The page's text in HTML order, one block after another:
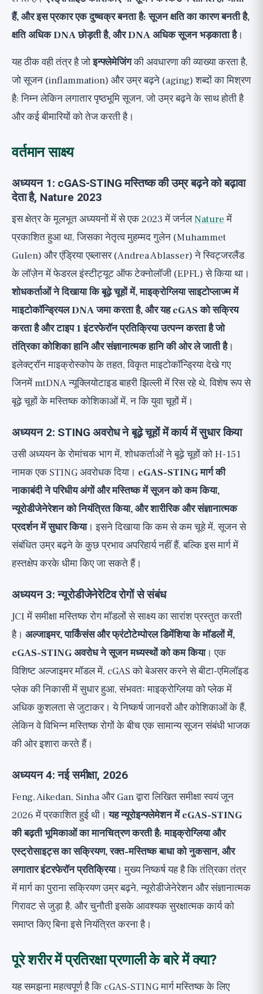
हैं, और इस प्रकार एक दुष्चक्र बनता है: सूजन क्षति का कारण बनती है,
क्षति अधिक DNA छोड़ती है, और DNA अधिक सूजन भड़काता है।
यह ठीक वही तंत्र है जोइन्फ्लेमेजिंगकी अवधारणा की व्याख्या करता है,
जो सूजन (inflammation) और उम्र बढ़ने (aging) शब्दों का मिश्रण
है: निम्न लेकिन लगातार पृष्ठभूमि सूजन, जो उम्र बढ़ने के साथ होती है
और कई बीमारियों को तेज करती है।
वर्तमान साक्ष्य
अध्ययन 1: cGAS-STING मस्तिष्क की उम्र बढ़ने को बढ़ावा
देता है, Nature 2023
इस क्षेत्र के मूलभूत अध्ययनों में से एक 2023 में जर्नलNatureमें
प्रकाशित हुआ था, जिसका नेतृत्व मुहम्मद गुलेन (Muhammet
Gulen) और एंड्रिया एब्लासर (Andrea Ablasser) ने स्विट्जरलैंड
के लॉज़ेन में फेडरल इंस्टीट्यूट ऑफ टेक्नोलॉजी (EPFL) से किया था।
शोधकर्ताओं ने दिखाया कि बूढ़े चूहों में, माइक्रोग्लिया साइटोप्लाज्म में
माइटोकॉन्ड्रियल DNA जमा करता है, और यह cGAS को सक्रिय
करता है और टाइप 1 इंटरफेरॉन प्रतिक्रिया उत्पन्न करता है जो
तंत्रिका कोशिका हानि और संज्ञानात्मक हानि की ओर ले जाती है।
इलेक्ट्रॉन माइक्रोस्कोप के तहत, विकृत माइटोकॉन्ड्रिया देखे गए
जिनमें mtDNA न्यूक्लियोटाइड बाहरी झिल्ली में रिस रहे थे, विशेष रूप से
बूढ़े चूहों के मस्तिष्क कोशिकाओं में, न कि युवा चूहों में।
अध्ययन 2: STING अवरोध ने बूढ़े चूहों में कार्य में सुधार किया
उसी अध्ययन के रोमांचक भाग में, शोधकर्ताओं ने बूढ़े चूहों को H-151
नामक एक STING अवरोधक दिया। cGAS-STING मार्ग की
नाकाबंदी ने परिधीय अंगों और मस्तिष्क में सूजन को कम किया,
न्यूरोडीजेनेरेशन को नियंत्रित किया, और शारीरिक और संज्ञानात्मक
प्रदर्शन में सुधार किया। इसने दिखाया कि कम से कम चूहे में, सूजन से
संबंधित उम्र बढ़ने के कुछ प्रभाव अपरिहार्य नहीं हैं, बल्कि इस मार्ग में
हस्तक्षेप करके धीमा किए जा सकते हैं।
अध्ययन 3: न्यूरोडीजेनेरेटिव रोगों से संबंध
JCI में समीक्षा मस्तिष्क रोग मॉडलों से साक्ष्य का सारांश प्रस्तुत करती
है। अल्जाइमर, पार्किंसंस और फ्रंटोटेम्पोरल डिमेंशिया के मॉडलों में,
cGAS-STING अवरोध ने सूजन मध्यस्थों को कम किया। एक
विशिष्ट अल्जाइमर मॉडल में, cGAS को बेअसर करने से बीटा-एमिलॉइड
प्लेक की निकासी में सुधार हुआ, संभवतः माइक्रोग्लिया को प्लेक में
अधिक कुशलता से जुटाकर। ये निष्कर्ष जानवरों और कोशिकाओं के हैं,
लेकिन वे विभिन्न मस्तिष्क रोगों के बीच एक सामान्य सूजन संबंधी भाजक
की ओर इशारा करते हैं।
अध्ययन 4: नई समीक्षा, 2026
Feng, Aikedan, Sinha और Gan द्वारा लिखित समीक्षा स्वयं जून
2026 में प्रकाशित हुई थी।यह न्यूरोइन्फ्लेमेशन में cGAS-STING
की बढ़ती भूमिकाओं का मानचित्रण करती है: माइक्रोग्लिया और
एस्ट्रोसाइट्स का सक्रियण, रक्त-मस्तिष्क बाधा को नुकसान, और
लगातार इंटरफेरॉन प्रतिक्रिया। मुख्य निष्कर्ष यह है कि तंत्रिका तंत्र
में मार्ग का पुराना सक्रियण उम्र बढ़ने, न्यूरोडीजेनेरेशन और संज्ञानात्मक
गिरावट से जुड़ा है, और चुनौती इसके आवश्यक सुरक्षात्मक कार्य को
समाप्त किए बिना इसे नियंत्रित करना है।
पूरे शरीर में प्रतिरक्षा प्रणाली के बारे में क्या?
यह समझना महत्वपूर्ण है कि cGAS-STING मार्ग मस्तिष्क के लिए